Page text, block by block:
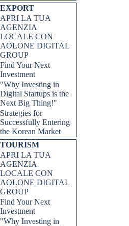
EXPORT
APRI LA TUA
AGENZIA
LOCALE CON
AOLONE DIGITAL
GROUP
Find Your Next
Investment
"Why Investing in
Digital Startups is the
Next Big Thing!"
Strategies for
Successfully Entering
the Korean Market
TOURISM
APRI LA TUA
AGENZIA
LOCALE CON
AOLONE DIGITAL
GROUP
Find Your Next
Investment
"Why Investing in